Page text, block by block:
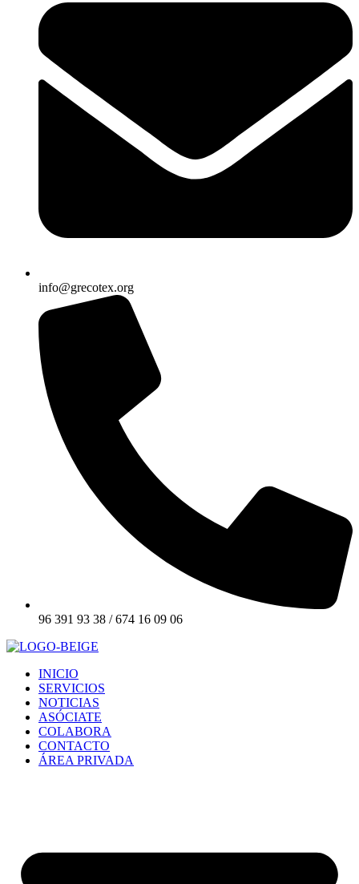
info@grecotex.org
96 391 93 38 / 674 16 09 06
INICIO
SERVICIOS
NOTICIAS
ASÓCIATE
COLABORA
CONTACTO
ÁREA PRIVADA